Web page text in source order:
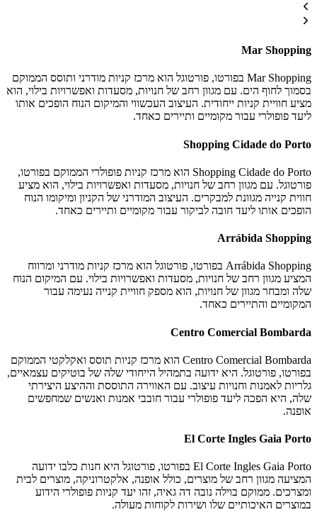
Mar Shopping
Mar Shopping בפורטו, פורטוגל הוא מרכז קניות מודרני ותוסס הממוקם
בסמוך לחוף הים. עם מגוון רחב של חנויות, מסעדות ואפשרויות בילוי, הוא
מציע חוויית קניות ייחודית. העיצוב העכשווי והמיקום הנוח הופכים אותו
ליעד פופולרי עבור מקומיים ותיירים כאחד.
Shopping Cidade do Porto
Shopping Cidade do Porto הוא מרכז קניות פופולרי הממוקם בפורטו,
פורטוגל. עם מגוון רחב של חנויות, מסעדות ואפשרויות בילוי, הוא מציע
חווית קנייה מגוונת למבקרים. העיצוב המודרני של הקניון ומיקומו הנוח
הופכים אותו ליעד חובה לביקור עבור מקומיים ותיירים כאחד.
Arrábida Shopping
Arrábida Shopping בפורטו, פורטוגל הוא מרכז קניות מודרני ומרווח
המציע מגוון רחב של חנויות, מסעדות ואפשרויות בילוי. עם המיקום הנוח
שלה ומבחר מגוון של חנויות, הוא מספק חוויית קנייה נעימה עבור
המקומיים והתיירים כאחד.
Centro Comercial Bombarda
Centro Comercial Bombarda הוא מרכז קניות תוסס ואקלקטי הממוקם
בפורטו, פורטוגל. היא ידועה בתמהיל הייחודי שלה של בוטיקים עצמאיים,
גלריות לאמנות וחנויות עיצוב. עם האווירה התוססת וההיצע היצירתי
שלה, היא הפכה ליעד פופולרי עבור חובבי אמנות ואנשים שמחפשים
אופנה.
El Corte Ingles Gaia Porto
El Corte Ingles Gaia Porto בפורטו, פורטוגל היא חנות כלבו ידועה
המציעה מגוון רחב של מוצרים, כולל אופנה, אלקטרוניקה, מוצרים לבית
ומצרכים. ממוקם בוילה נובה דה גאיה, זהו יעד קניות פופולרי הידוע
במוצרים האיכותיים שלו ושירות לקוחות מעולה.